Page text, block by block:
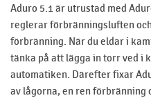
Aduro 5.1 är utrustad med
reglerar förbränningsluften
förbränning. När du eldar i
tänka på att lägga in torr ved i
automatiken. Därefter fixar
av lågorna, en ren förbränning